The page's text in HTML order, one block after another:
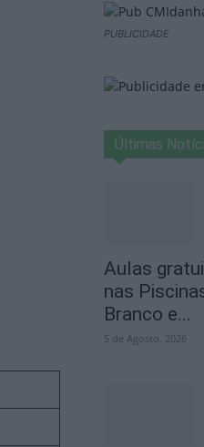
PUBLICIDADE
Últimas
Aulas
nas
Branco e...
5 de Agosto, 2026